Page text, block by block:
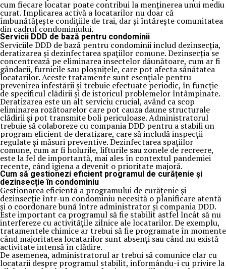
cum fiecare locatar poate contribui la menținerea unui mediu
curat. Implicarea activă a locatarilor nu doar că
îmbunătățește condițiile de trai, dar și întărește comunitatea
din cadrul condominiului.
Servicii DDD de bază pentru condominii
Serviciile DDD de bază pentru condominii includ dezinsecția,
deratizarea și dezinfectarea spațiilor comune. Dezinsecția se
concentrează pe eliminarea insectelor dăunătoare, cum ar fi
gândacii, furnicile sau ploșnițele, care pot afecta sănătatea
locatarilor. Aceste tratamente sunt esențiale pentru
prevenirea infestării și trebuie efectuate periodic, în funcție
de specificul clădirii și de istoricul problemelor întâmpinate.
Deratizarea este un alt serviciu crucial, având ca scop
eliminarea rozătoarelor care pot cauza daune structurale
clădirii și pot transmite boli periculoase. Administratorul
trebuie să colaboreze cu compania DDD pentru a stabili un
program eficient de deratizare, care să includă inspecții
regulate și măsuri preventive. Dezinfectarea spațiilor
comune, cum ar fi holurile, lifturile sau zonele de recreere,
este la fel de importantă, mai ales în contextul pandemiei
recente, când igiena a devenit o prioritate majoră.
Cum să gestionezi eficient programul de curățenie și
dezinsecție în condominiu
Gestionarea eficientă a programului de curățenie și
dezinsecție într-un condominiu necesită o planificare atentă
și o coordonare bună între administrator și compania DDD.
Este important ca programul să fie stabilit astfel încât să nu
interfereze cu activitățile zilnice ale locatarilor. De exemplu,
tratamentele chimice ar trebui să fie programate în momente
când majoritatea locatarilor sunt absenți sau când nu există
activitate intensă în clădire.
De asemenea, administratorul ar trebui să comunice clar cu
locatarii despre programul stabilit, informându-i cu privire la